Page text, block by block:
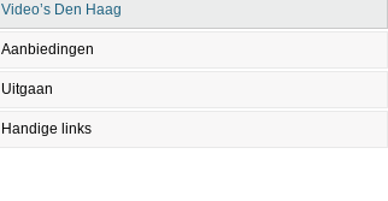
Video’s Den Haag
Aanbiedingen
Uitgaan
Handige links